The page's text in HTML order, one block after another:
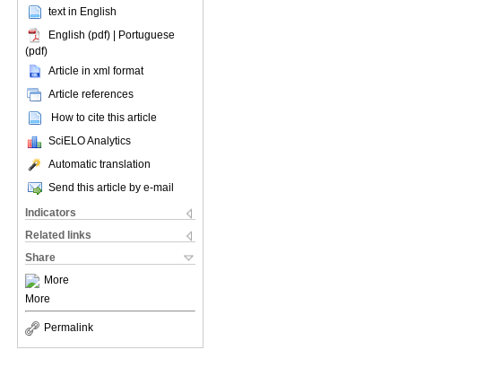
text in English
English (pdf) | Portuguese
(pdf)
Article in xml format
Article references
How to cite this article
SciELO Analytics
Automatic translation
Send this article by e-mail
Indicators
Related links
Share
More
More
Permalink